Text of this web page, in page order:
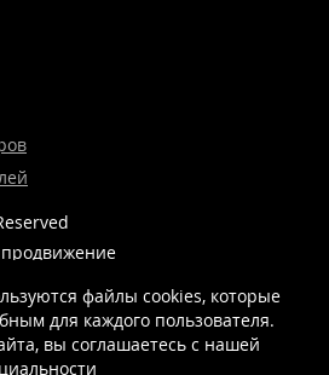
файлы cookies, которые
для каждого пользователя.
вы соглашаетесь c нашей